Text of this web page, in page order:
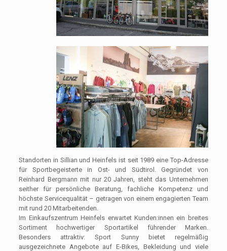
Standorten in Sillian und Heinfels ist seit 1989 eine Top-Adresse
für Sportbegeisterte in Ost- und Südtirol. Gegründet von
Reinhard Bergmann mit nur 20 Jahren, steht das Unternehmen
seither für persönliche Beratung, fachliche Kompetenz und
höchste Servicequalität – getragen von einem engagierten Team
mit rund 20 Mitarbeitenden.
Im Einkaufszentrum Heinfels erwartet Kunden:innen ein breites
Sortiment hochwertiger Sportartikel führender Marken.
Besonders attraktiv: Sport Sunny bietet regelmäßig
ausgezeichnete Angebote auf E-Bikes, Bekleidung und viele